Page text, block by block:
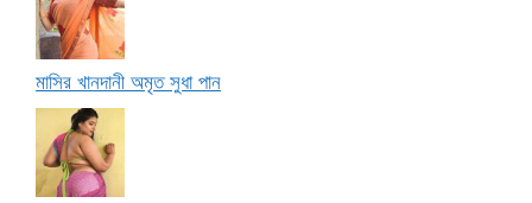
মাসির খানদানী অমৃত সুধা পান